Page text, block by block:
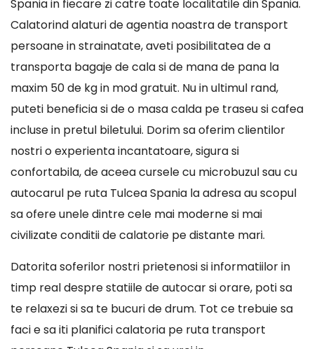
Spania in fiecare zi catre toate localitatile din Spania.
Calatorind alaturi de agentia noastra de transport
persoane in strainatate, aveti posibilitatea de a
transporta bagaje de cala si de mana de pana la
maxim 50 de kg in mod gratuit. Nu in ultimul rand,
puteti beneficia si de o masa calda pe traseu si cafea
incluse in pretul biletului. Dorim sa oferim clientilor
nostri o experienta incantatoare, sigura si
confortabila, de aceea cursele cu microbuzul sau cu
autocarul pe ruta Tulcea Spania la adresa au scopul
sa ofere unele dintre cele mai moderne si mai
civilizate conditii de calatorie pe distante mari.
Datorita soferilor nostri prietenosi si informatiilor in
timp real despre statiile de autocar si orare, poti sa
te relaxezi si sa te bucuri de drum. Tot ce trebuie sa
faci e sa iti planifici calatoria pe ruta transport